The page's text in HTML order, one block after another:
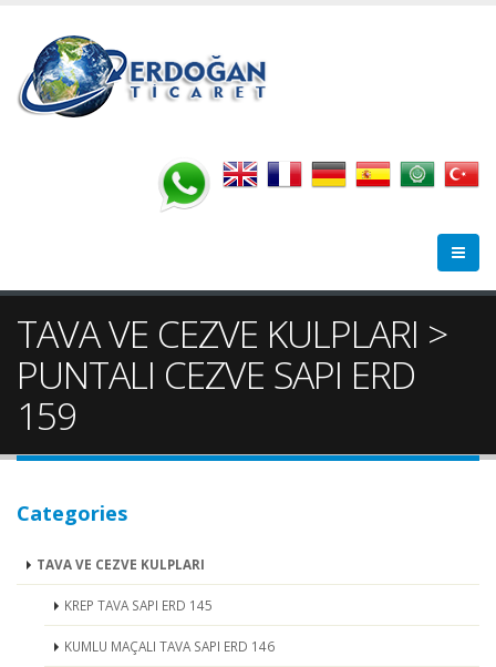
TAVA VE CEZVE KULPLARI >
PUNTALI CEZVE SAPI ERD
159
Categories
TAVA VE CEZVE KULPLARI
KREP TAVA SAPI ERD 145
KUMLU MAÇALI TAVA SAPI ERD 146